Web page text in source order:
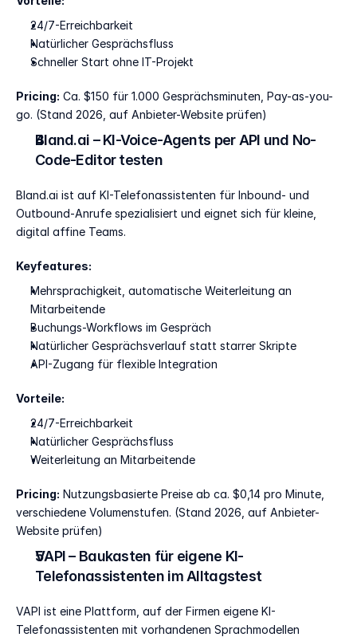
24/7-Erreichbarkeit
Natürlicher Gesprächsfluss
Schneller Start ohne IT-Projekt
Pricing: Ca. $150 für 1.000 Gesprächsminuten, Pay-as-you-
go. (Stand 2026, auf Anbieter-Website prüfen)
Bland.ai – KI-Voice-Agents per API und No-
Code-Editor testen
Bland.ai ist auf KI-Telefonassistenten für Inbound- und
Outbound-Anrufe spezialisiert und eignet sich für kleine,
digital affine Teams.
Keyfeatures:
Mehrsprachigkeit, automatische Weiterleitung an
Mitarbeitende
Buchungs-Workflows im Gespräch
Natürlicher Gesprächsverlauf statt starrer Skripte
API-Zugang für flexible Integration
Vorteile:
24/7-Erreichbarkeit
Natürlicher Gesprächsfluss
Weiterleitung an Mitarbeitende
Pricing: Nutzungsbasierte Preise ab ca. $0,14 pro Minute,
verschiedene Volumenstufen. (Stand 2026, auf Anbieter-
Website prüfen)
VAPI – Baukasten für eigene KI-
Telefonassistenten im Alltagstest
VAPI ist eine Plattform, auf der Firmen eigene KI-
Telefonassistenten mit vorhandenen Sprachmodellen